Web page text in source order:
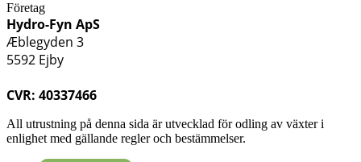
Företag
Hydro-Fyn ApS
Æblegyden 3
5592 Ejby
CVR: 40337466
All utrustning på denna sida är utvecklad för odling av växter i
enlighet med gällande regler och bestämmelser.